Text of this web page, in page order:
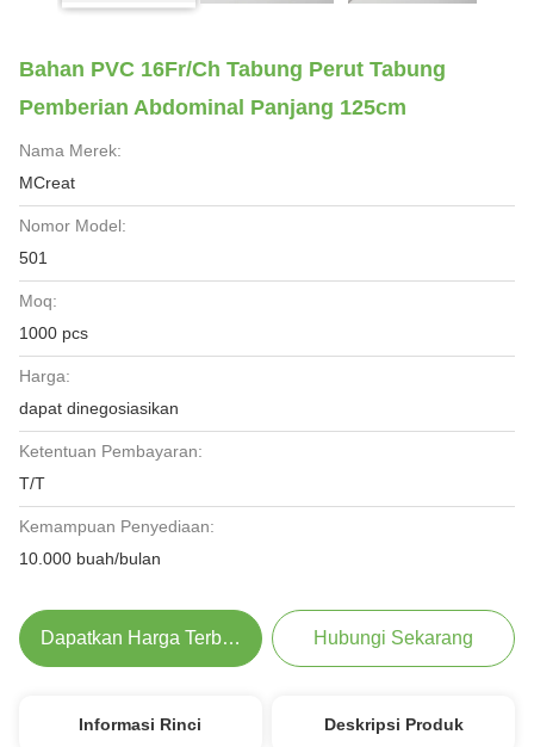
Bahan PVC 16Fr/Ch Tabung Perut Tabung
Pemberian Abdominal Panjang 125cm
Nama Merek:
MCreat
Nomor Model:
501
Moq:
1000 pcs
Harga:
dapat dinegosiasikan
Ketentuan Pembayaran:
T/T
Kemampuan Penyediaan:
10.000 buah/bulan
Dapatkan Harga Terbaik Hubungi Sekarang
Informasi Rinci Deskripsi Produk